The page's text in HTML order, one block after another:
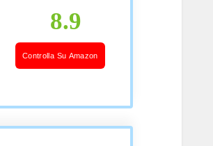
8.9
Controlla Su Amazon